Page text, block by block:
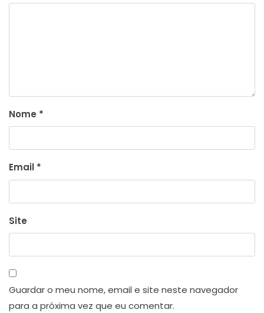
Nome *
Email *
Site
Guardar o meu nome, email e site neste navegador
para a próxima vez que eu comentar.